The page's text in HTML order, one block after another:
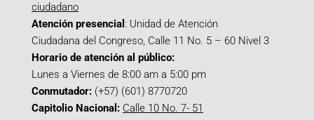
ciudadano
Atención presencial : Unidad de Atención
Ciudadana del Congreso, Calle 11 No. 5 – 60 Nivel 3
Horario de atención al público:
Lunes a Viernes de 8:00 am a 5:00 pm
Conmutador: (+57) (601) 8770720
Capitolio Nacional: Calle 10 No. 7- 51